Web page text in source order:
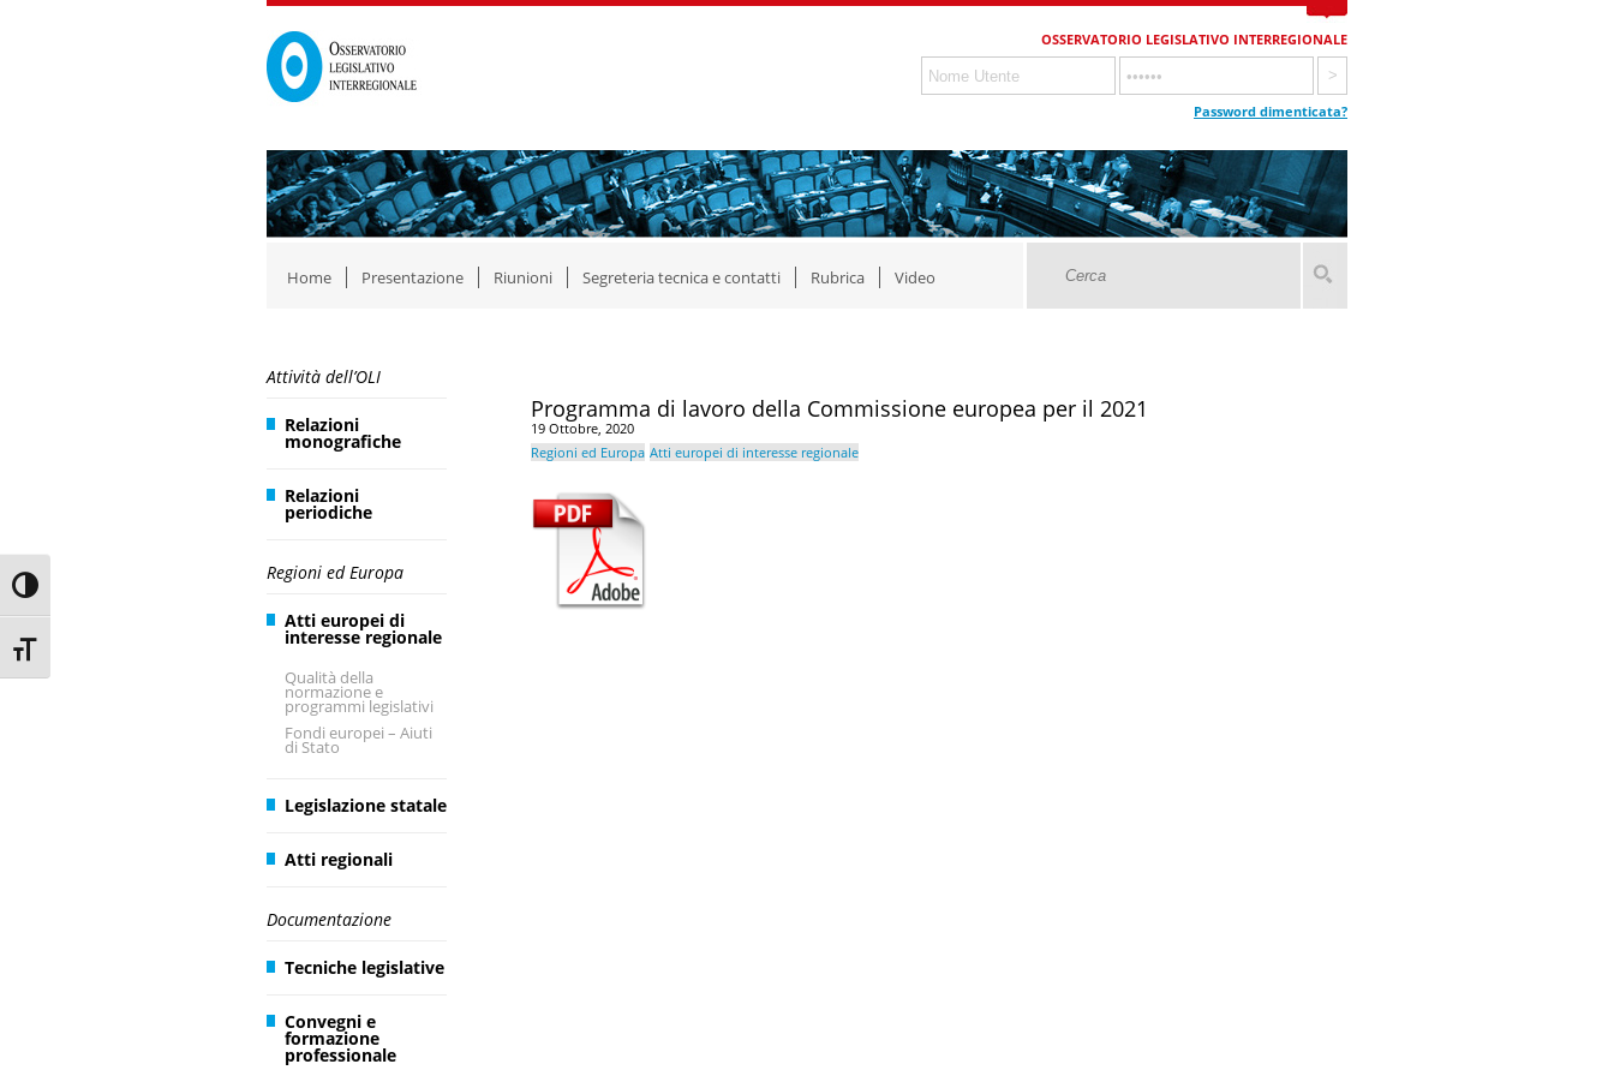
Toggle High Contrast
Toggle Font size
OSSERVATORIO LEGISLATIVO INTERREGIONALE
Password dimenticata?
Home Presentazione Riunioni Segreteria tecnica e contatti Rubrica Video
Attività dell’OLI
Relazioni
monografiche
Relazioni
periodiche
Regioni ed Europa
Atti europei di
interesse regionale
Qualità della
normazione e
programmi legislativi
Fondi europei – Aiuti
di Stato
Legislazione statale
Atti regionali
Documentazione
Tecniche legislative
Convegni e
formazione
professionale
Programma di lavoro della Commissione europea per il 2021
19 Ottobre, 2020
Regioni ed Europa Atti europei di interesse regionale